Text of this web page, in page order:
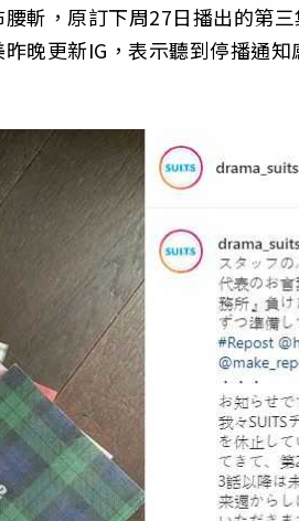
斬，原訂下周27日播出的第
晚更新IG，表示聽到停播通